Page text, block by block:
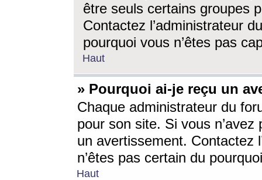
être seuls certains groupes
Contactez l’administrateur
pourquoi vous n’êtes pas
Haut
» Pourquoi ai-je reçu un
Chaque administrateur du
pour son site. Si vous
un avertissement. Contactez
n’êtes pas certain du
Haut